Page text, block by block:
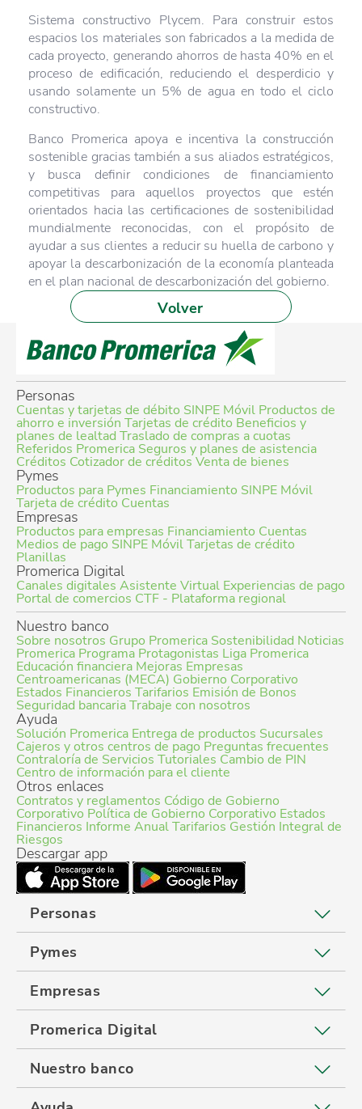
Sistema constructivo Plycem. Para construir estos
espacios los materiales son fabricados a la medida de
cada proyecto, generando ahorros de hasta 40% en el
proceso de edificación, reduciendo el desperdicio y
usando solamente un 5% de agua en todo el ciclo
constructivo.
Banco Promerica apoya e incentiva la construcción
sostenible gracias también a sus aliados estratégicos,
y busca definir condiciones de financiamiento
competitivas para aquellos proyectos que estén
orientados hacia las certificaciones de sostenibilidad
mundialmente reconocidas, con el propósito de
ayudar a sus clientes a reducir su huella de carbono y
apoyar la descarbonización de la economía planteada
en el plan nacional de descarbonización del gobierno.
Volver
Personas
Cuentas y tarjetas de débito SINPE Móvil Productos de
ahorro e inversión Tarjetas de crédito Beneficios y
planes de lealtad Traslado de compras a cuotas
Referidos Promerica Seguros y planes de asistencia
Créditos Cotizador de créditosVenta de bienes
Pymes
Productos para Pymes Financiamiento SINPE Móvil
Tarjeta de crédito Cuentas
Empresas
Productos para empresas Financiamiento Cuentas
Medios de pago SINPE MóvilTarjetas de crédito
Planillas
Promerica Digital
Canales digitales Asistente Virtual Experiencias de pago
Portal de comercios CTF - Plataforma regional
Nuestro banco
Sobre nosotros Grupo Promerica Sostenibilidad Noticias
Promerica Programa Protagonistas Liga Promerica
Educación financiera Mejoras Empresas
Centroamericanas (MECA) Gobierno Corporativo
Estados Financieros Tarifarios Emisión de Bonos
Seguridad bancariaTrabaje con nosotros
Ayuda
Solución Promerica Entrega de productos Sucursales
Cajeros y otros centros de pago Preguntas frecuentes
Contraloría de Servicios Tutoriales Cambio de PIN
Centro de información para el cliente
Otros enlaces
Contratos y reglamentos Código de Gobierno
Corporativo Política de Gobierno Corporativo Estados
Financieros Informe AnualTarifarios Gestión Integral de
Riesgos
Descargar app
Personas
Pymes
Empresas
Promerica Digital
Nuestro banco